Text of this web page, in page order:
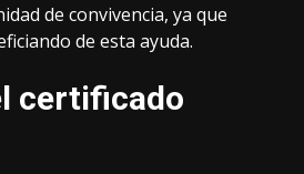
de convivencia, ya que
de esta ayuda.
certificado